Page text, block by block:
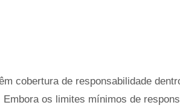
cobertura de responsabilidade
Embora os limites mínimos de